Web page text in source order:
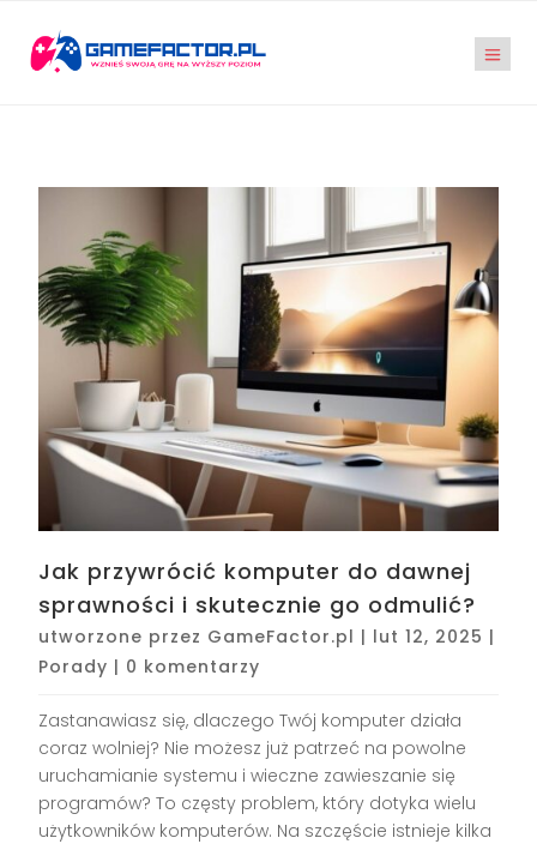
Jak przywrócić komputer do dawnej
sprawności i skutecznie go odmulić?
utworzone przez GameFactor.pl | lut 12, 2025 |
Porady | 0 komentarzy
Zastanawiasz się, dlaczego Twój komputer działa
coraz wolniej? Nie możesz już patrzeć na powolne
uruchamianie systemu i wieczne zawieszanie się
programów? To częsty problem, który dotyka wielu
użytkowników komputerów. Na szczęście istnieje kilka